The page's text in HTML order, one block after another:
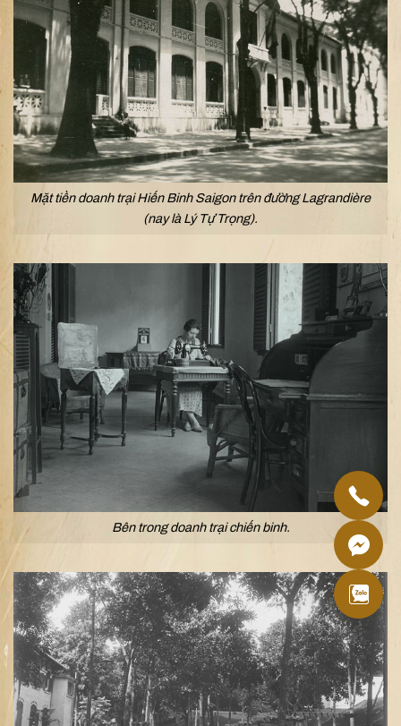
Mặt tiền doanh trại Hiến Binh Saigon trên đường Lagrandière
(nay là Lý Tự Trọng).
Bên trong doanh trại chiến binh.